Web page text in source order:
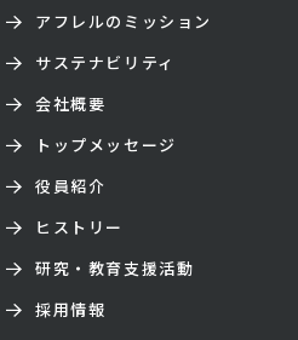
アフレルのミッション
サステナビリティ
会社概要
トップメッセージ
役員紹介
ヒストリー
研究・教育支援活動
採用情報